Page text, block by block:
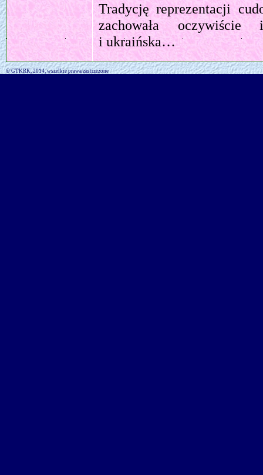
Tradycję reprezentacji
zachowała oczywiście
i ukraińska…
© GTKRK, 2014, wszelkie prawa zastrzeżone